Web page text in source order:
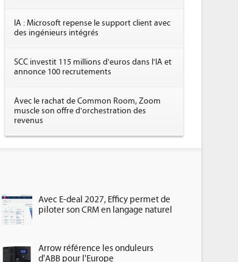
IA : Microsoft repense le support client avec
des ingénieurs intégrés
SCC investit 115 millions d'euros dans l'IA et
annonce 100 recrutements
Avec le rachat de Common Room, Zoom
muscle son offre d'orchestration des
revenus
Avec E-deal 2027, Efficy permet de
piloter son CRM en langage naturel
Arrow référence les onduleurs
d'ABB pour l'Europe